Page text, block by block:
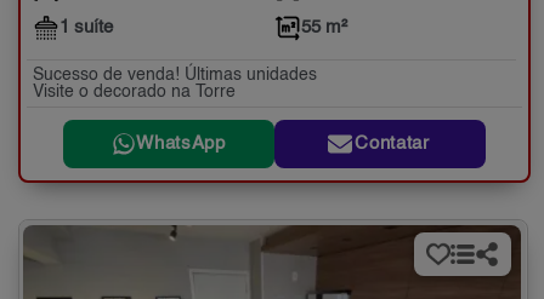
1 suíte 55 m²
Sucesso de venda! Últimas unidades
Visite o decorado na Torre
WhatsApp Contatar